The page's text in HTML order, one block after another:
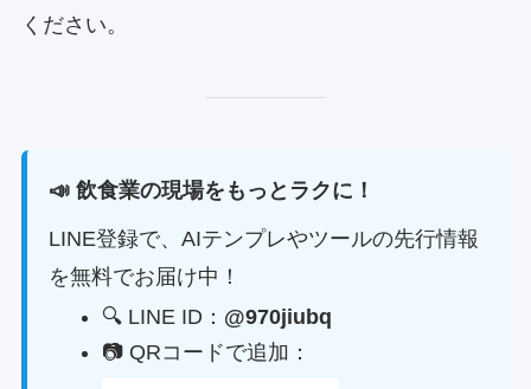
ください。
📣 飲食業の現場をもっとラクに！
LINE登録で、AIテンプレやツールの先行情報
を無料でお届け中！
🔍 LINE ID： @970jiubq
📷 QRコードで追加：